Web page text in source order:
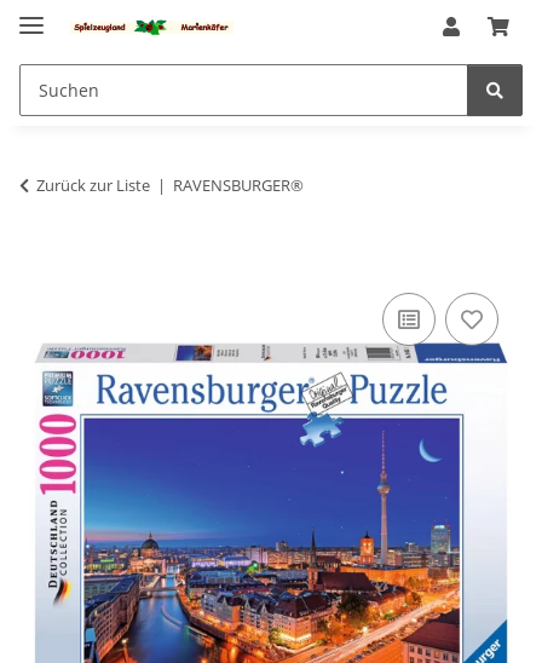
Zurück zur Liste RAVENSBURGER®